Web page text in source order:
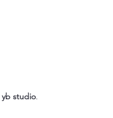
yb studio.